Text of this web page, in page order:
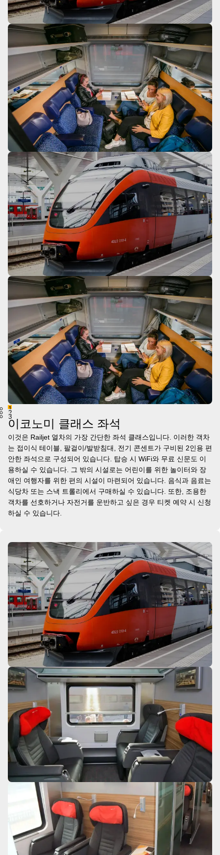
1
2
3
이코노미 클래스 좌석
이것은 Railjet 열차의 가장 간단한 좌석 클래스입니다. 이러한 객차
는 접이식 테이블, 팔걸이/발받침대, 전기 콘센트가 구비된 2인용 편
안한 좌석으로 구성되어 있습니다. 탑승 시 WiFi와 무료 신문도 이
용하실 수 있습니다. 그 밖의 시설로는 어린이를 위한 놀이터와 장
애인 여행자를 위한 편의 시설이 마련되어 있습니다. 음식과 음료는
식당차 또는 스낵 트롤리에서 구매하실 수 있습니다. 또한, 조용한
객차를 선호하거나 자전거를 운반하고 싶은 경우 티켓 예약 시 신청
하실 수 있습니다.